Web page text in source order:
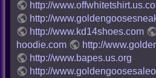
http://
http://
http://www.kd14shoes.com
hoodie.com
http://
http://www.bapes.us.org
http://